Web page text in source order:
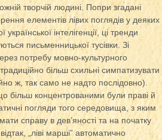
творчій людині. Попри згадані
елементів лівих поглядів у деяких
інтелігенції, ці тренди
письменницької тусівки. Зі
потребу мовно-культурного
більш схильні симпатизувати
ж, так само не надто послідовно).
більш концентрованими були праві й
погляди того середовища, з яким
справу в дев’яності та на початку
„ліві марші” автоматично